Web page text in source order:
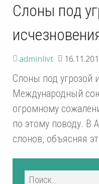
Слоны под
adminlivt
Слоны под угрозой
Международный
огромному
по этому поводу. В
слонов, объясняя